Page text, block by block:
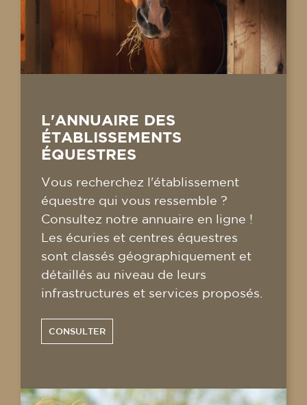
L'ANNUAIRE DES
ÉTABLISSEMENTS
ÉQUESTRES
Vous recherchez l'établissement
équestre qui vous ressemble ?
Consultez notre annuaire en ligne !
Les écuries et centres équestres
sont classés géographiquement et
détaillés au niveau de leurs
infrastructures et services proposés.
CONSULTER